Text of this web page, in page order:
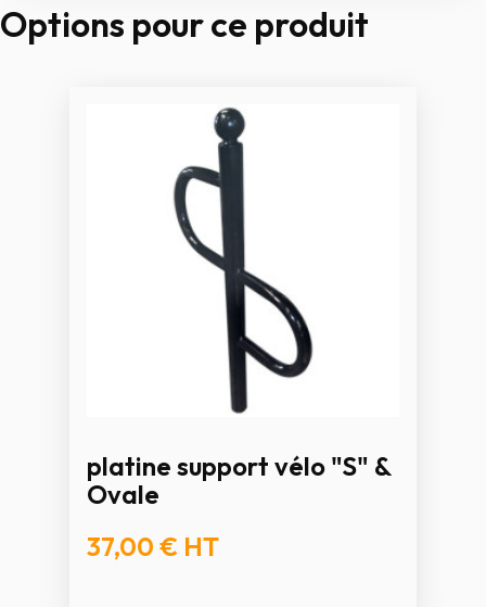
Options pour ce produit
platine support vélo "S" &
Ovale
37,00 € HT